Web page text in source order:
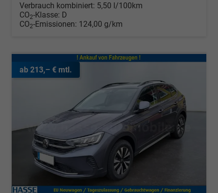
Verbrauch kombiniert: 5,50 l/100km
CO2-Klasse: D
CO2-Emissionen: 124,00 g/km
ab 213,– € mtl.